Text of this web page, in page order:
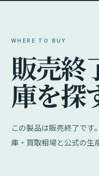
WHERE TO BUY
販売終
庫を探
この製品は販売終了です
庫・買取相場と公式の生